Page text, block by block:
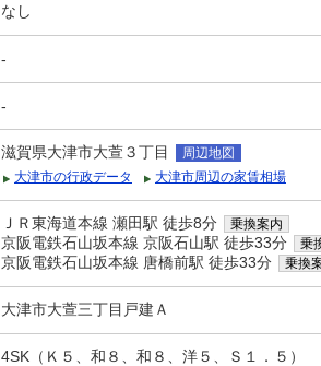
なし
-
-
滋賀県大津市大萱３丁目
周辺地図
大津市の行政データ
大津市周辺の家賃相場
ＪＲ東海道本線 瀬田駅 徒歩8分 乗換案内
京阪電鉄石山坂本線 京阪石山駅 徒歩33分 乗
京阪電鉄石山坂本線 唐橋前駅 徒歩33分 乗換
大津市大萱三丁目戸建Ａ
4SK（Ｋ５、和８、和８、洋５、Ｓ１．５）